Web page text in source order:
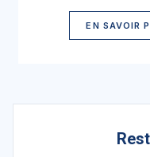
EN SAVOIR